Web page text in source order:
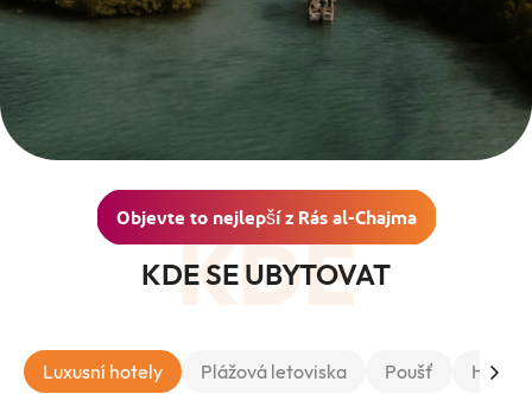
🇨🇿 CS Události
Objevte to nejlepší z Rás al-Chajma
KDE
KDE SE UBYTOVAT
Luxusní hotely Plážová letoviska Poušť